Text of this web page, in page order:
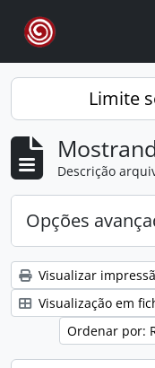
Skip to main content
Limite
Descrição
Opções
Visualizar
Visualização em
Ordenar por: